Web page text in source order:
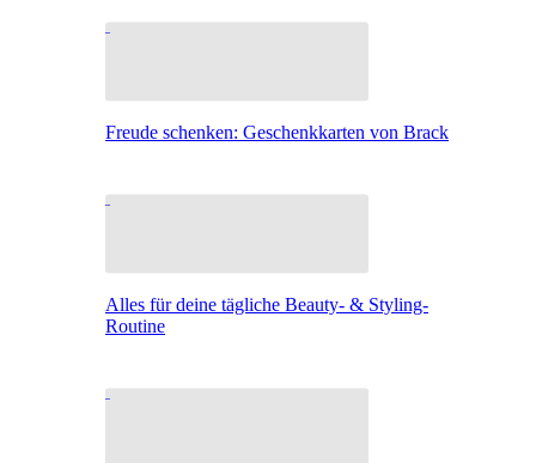
Freude schenken: Geschenkkarten von Brack
Alles für deine tägliche Beauty- & Styling-
Routine